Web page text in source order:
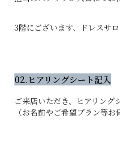
3階にございます、ドレスサ
02.ヒアリングシート記入
ご来店いただき、ヒアリング
（お名前やご希望プラン等お